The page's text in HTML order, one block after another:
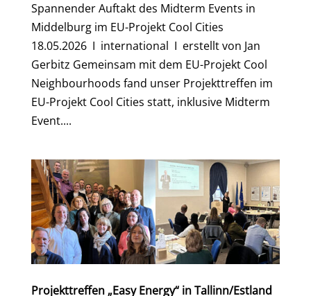
Spannender Auftakt des Midterm Events in
Middelburg im EU-Projekt Cool Cities
18.05.2026 I international I erstellt von Jan
Gerbitz Gemeinsam mit dem EU-Projekt Cool
Neighbourhoods fand unser Projekttreffen im
EU-Projekt Cool Cities statt, inklusive Midterm
Event....
Projekttreffen „Easy Energy“ in Tallinn/Estland